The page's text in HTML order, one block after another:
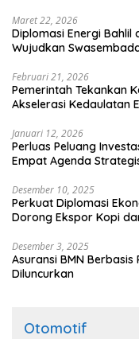
Maret 22, 2026
Diplomasi Energi Bahlil
Wujudkan
Februari 21, 2026
Pemerintah Tekankan
Akselerasi Kedaulatan
Januari 12, 2026
Perluas Peluang
Empat Agenda
Desember 10, 2025
Perkuat Diplomasi
Dorong Ekspor Kopi
Desember 3, 2025
Asuransi BMN Berbasis
Diluncurkan
Otomotif